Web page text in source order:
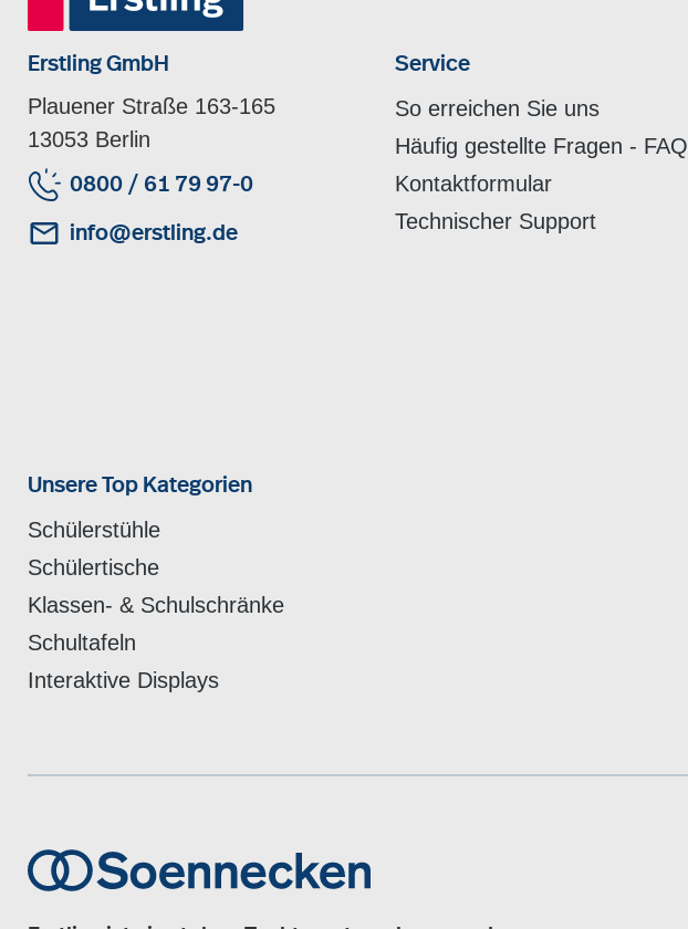
Erstling GmbH
Plauener Straße 163-165
13053 Berlin
0800 / 61 79 97-0
info@erstling.de
Service
So erreichen Sie uns
Häufig gestellte Fragen - FAQ
Kontaktformular
Technischer Support
Unsere Top Kategorien
Schülerstühle
Schülertische
Klassen- & Schulschränke
Schultafeln
Interaktive Displays